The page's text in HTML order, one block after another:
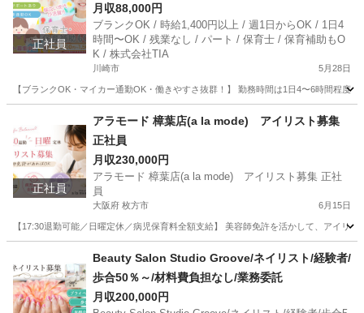
正社員
助もOK / 株式会社TIA
月収88,000円
ブランクOK / 時給1,400円以上 / 週1日からOK / 1日4
時間〜OK / 残業なし / パート / 保育士 / 保育補助もO
K / 株式会社TIA
川崎市 5月28日
【ブランクOK・マイカー通勤OK・働きやすさ抜群！】 勤務時間は1日4〜6時間程度
保育士
正社員
アラモード 樟葉店(a la mode) アイリスト募集
正社員
月収230,000円
アラモード 樟葉店(a la mode) アイリスト募集 正社
員
大阪府 枚方市 6月15日
【17:30退勤可能／日曜定休／病児保育料全額支給】 美容師免許を活かして、アイリ
Beauty Salon Studio Groove/ネイリスト/経験者/
歩合50％～/材料費負担なし/業務委託
月収200,000円